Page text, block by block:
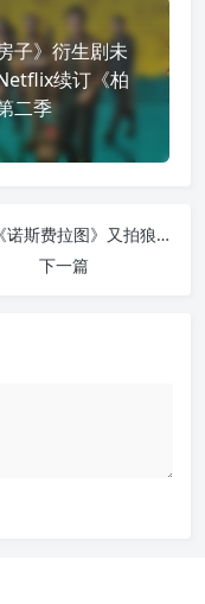
子》衍生剧未
续订《柏
二季
拍完《诺斯费拉图》又拍狼人：罗伯特·艾格斯的新怪物电影来了
下一篇